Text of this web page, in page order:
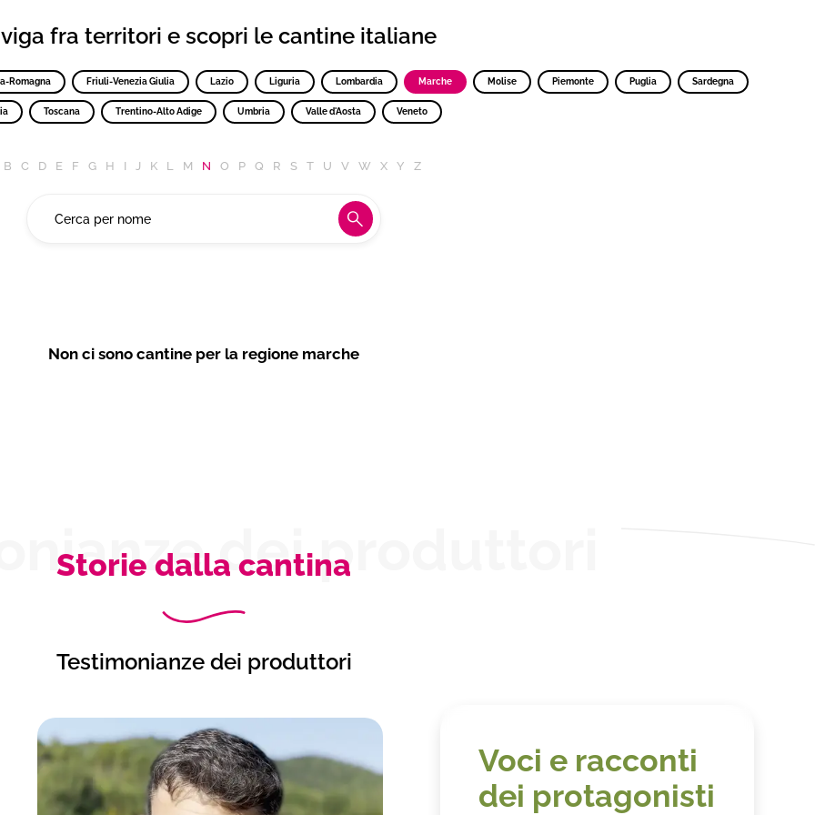
fra territori e scopri le cantine italiane
Romagna Friuli-Venezia Giulia Lazio Liguria Lombardia Marche Molise Piemonte Puglia Sardegna
Toscana Trentino-Alto Adige Umbria Valle d'Aosta Veneto
B C D E F G H I J K L M N O P Q R S T U V W X Y Z
Non ci sono cantine per la regione marche
dei produttori
Storie dalla cantina
Testimonianze dei produttori
Voci e racconti
dei protagonisti